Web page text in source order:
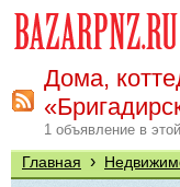
Дома,
1 объявление в
Главная ›